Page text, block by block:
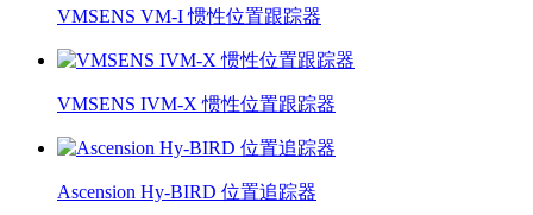
VMSENS VM-I 惯性位置跟踪器
VMSENS IVM-X 惯性位置跟踪器
Ascension Hy-BIRD 位置追踪器